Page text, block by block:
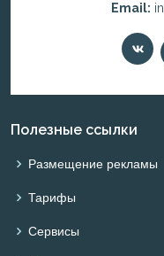
Email:
Полезные ссылки
Размещение рекламы
Тарифы
Сервисы